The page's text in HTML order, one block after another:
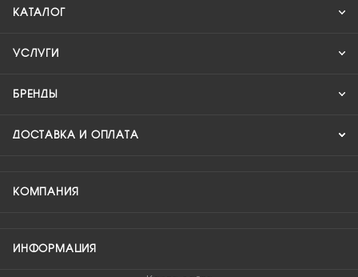
КАТАЛОГ
УСЛУГИ
БРЕНДЫ
ДОСТАВКА И ОПЛАТА
КОМПАНИЯ
ИНФОРМАЦИЯ